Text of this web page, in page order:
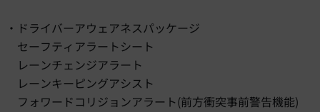
・ドライバーアウェアネスパッケージ
セーフティアラートシート
レーンチェンジアラート
レーンキーピングアシスト
フォワードコリジョンアラート(前方衝突事前警告機能)